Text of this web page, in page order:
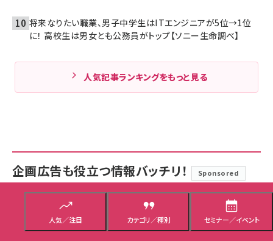
人気／注目 カテゴリ／種別 セミナー／イベント
将来なりたい職業、男子中学生はITエンジニアが5位→1位
に！ 高校生は男女とも公務員がトップ【ソニー生命調べ】
人気記事ランキングをもっと見る
企画広告も役立つ情報バッチリ！ Sponsored
10万ページを8,000に激減！ 富士通が挑んだグローバルサイト改
革と「SitecoreAI」移行の舞台裏